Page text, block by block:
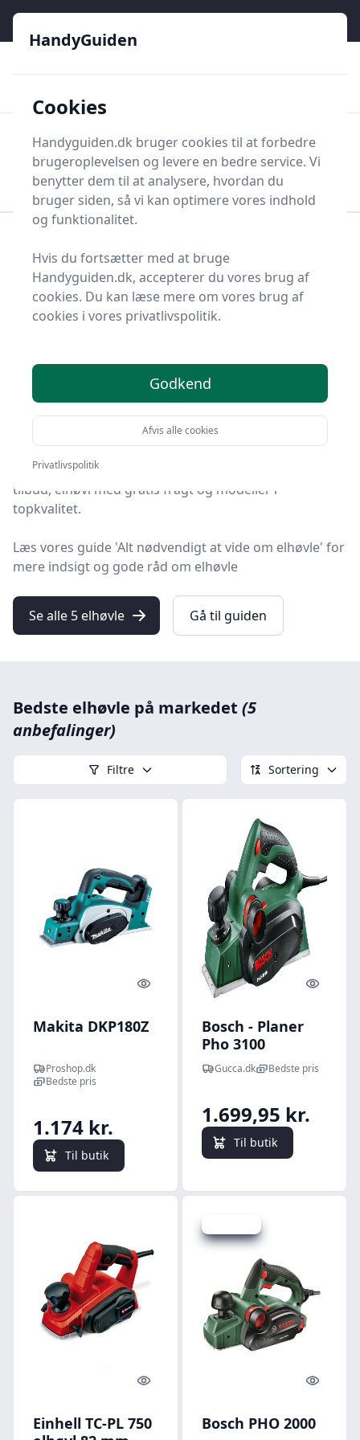
HandyGuiden
Søg nu
Søg nu
Større værktøj
Høvleværktøj Elhøvl
Bedste elhøvle på
markedet - 5
anbefalinger
Velkommen til HandyGuiden! Vi har gjort arbejdet for
dig og udvalgt 5 af de bedste elhøvle på markedet.
Blandt de 5 udvalgte produkter finder du både skarpe
tilbud, elhøvl med gratis fragt og modeller i
topkvalitet.
Læs vores guide 'Alt nødvendigt at vide om elhøvle' for
mere indsigt og gode råd om elhøvle
Se alle 5 elhøvle Gå til guiden
Bedste elhøvle på markedet (5
anbefalinger)
Filtre Sortering
Quick look
Makita DKP180Z
Proshop.dk
Bedste pris
1.174 kr.
Til butik
Quick
Bosch - Planer
Pho 3100
Gucca.dk Bedste pris
1.699,95 kr.
Til butik
Quick look
Einhell TC-PL 750
Quick
Bosch PHO 2000
HandyGuiden
Cookies
Handyguiden.dk bruger cookies til at forbedre
brugeroplevelsen og levere en bedre service. Vi
benytter dem til at analysere, hvordan du
bruger siden, så vi kan optimere vores indhold
og funktionalitet.
Hvis du fortsætter med at bruge
Handyguiden.dk, accepterer du vores brug af
cookies. Du kan læse mere om vores brug af
cookies i vores privatlivspolitik.
Godkend
Afvis alle cookies
Privatlivspolitik